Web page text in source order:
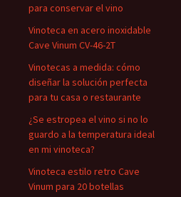
para conservar el vino
Vinoteca en acero inoxidable
Cave Vinum CV-46-2T
Vinotecas a medida: cómo
diseñar la solución perfecta
para tu casa o restaurante
¿Se estropea el vino si no lo
guardo a la temperatura ideal
en mi vinoteca?
Vinoteca estilo retro Cave
Vinum para 20 botellas